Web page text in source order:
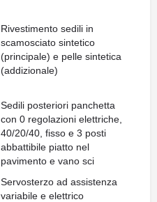
Rivestimento sedili in
scamosciato sintetico
(principale) e pelle sintetica
(addizionale)
Sedili posteriori panchetta
con 0 regolazioni elettriche,
40/20/40, fisso e 3 posti
abbattibile piatto nel
pavimento e vano sci
Servosterzo ad assistenza
variabile e elettrico